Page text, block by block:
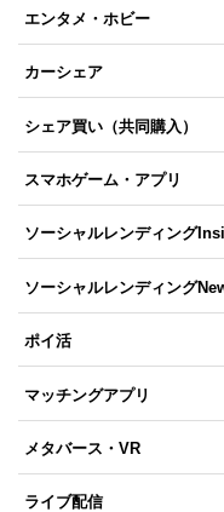
エンタメ・ホビー
カーシェア
シェア買い（共同購入）
スマホゲーム・アプリ
ソーシャルレンディング
ソーシャルレンディング
ポイ活
マッチングアプリ
メタバース・VR
ライブ配信